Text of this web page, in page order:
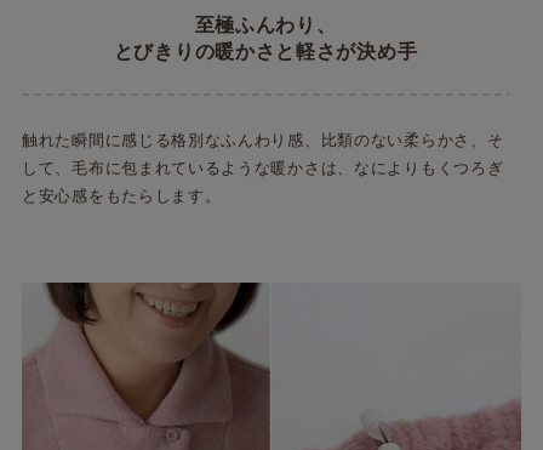
至極ふんわり、
とびきりの暖かさと軽さが決め手
触れた瞬間に感じる格別なふんわり感、比類のない柔らかさ、そ
して、毛布に包まれているような暖かさは、なによりもくつろぎ
と安心感をもたらします。